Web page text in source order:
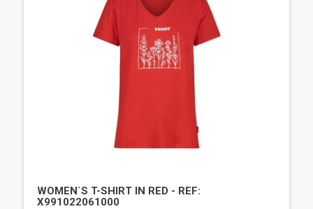
WOMEN`S T-SHIRT IN RED - REF:
X991022061000